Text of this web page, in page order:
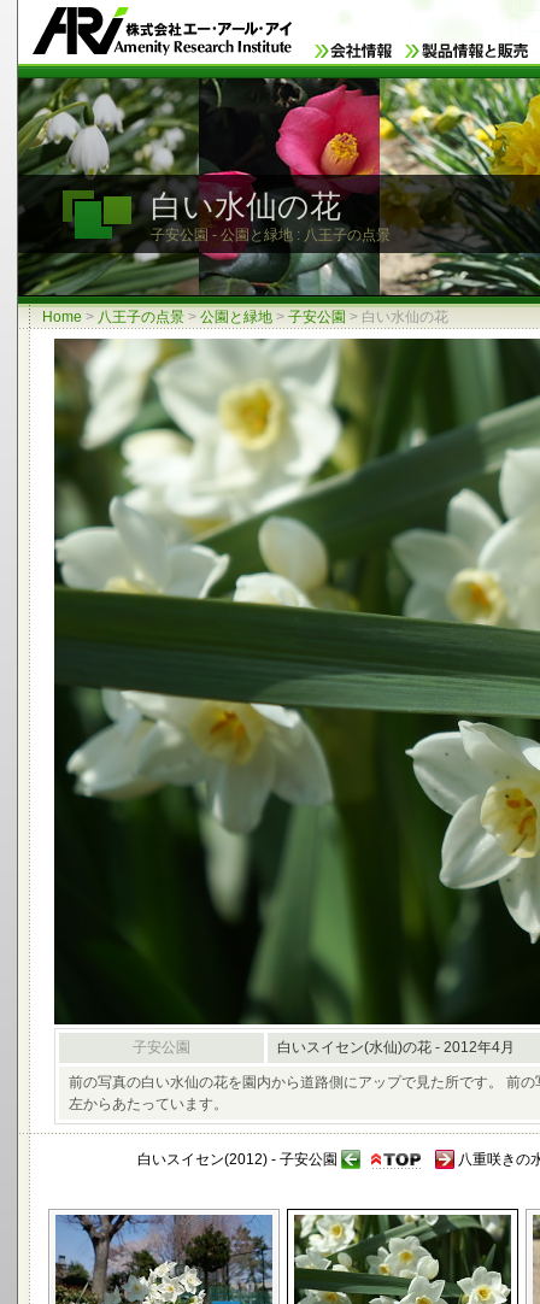
白い水仙の花
子安公園 - 公園と緑地 : 八王子の点景
Home > 八王子の点景 > 公園と緑地 > 子安公園 > 白い水仙の花
子安公園 白いスイセン(水仙)の花 - 2012年4月
前の写真の白い水仙の花を園内から道路側にアップで見た所です。 前
左からあたっています。
白いスイセン(2012) - 子安公園 八重咲きの